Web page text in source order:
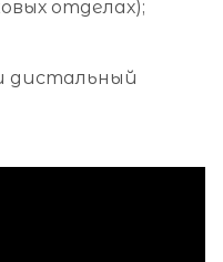
отделах);
дистальный